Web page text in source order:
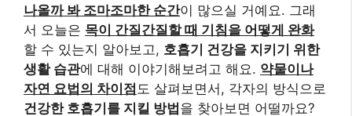
나올까 봐 조마조마한 순간이 많으실 거예요. 그래
서 오늘은 목이 간질간질할 때 기침을 어떻게 완화
할 수 있는지 알아보고, 호흡기 건강을 지키기 위한
생활 습관에 대해 이야기해보려고 해요. 약물이나
자연 요법의 차이점 도 살펴보면서, 각자의 방식으로
건강한 호흡기를 지킬 방법 을 찾아보면 어떨까요?